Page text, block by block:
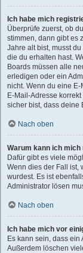
Ich habe mich
Überprüfe zuerst, ob
stimmen, dann gibt es
Jahre alt bist, musst
die du erhalten hast.
Boards müssen alle
erledigen oder ein
nicht. Wenn du eine
E-Mail-Adresse
sicher bist, dass deine
Nach oben
Warum kann ich mich
Dafür gibt es viele
Wenn dies der Fall ist,
wurdest. Es ist
Administrator lösen
Nach oben
Ich habe mich vor
Es kann sein, dass
Außerdem löschen